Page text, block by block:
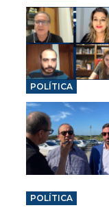
POLÍTICA
POLÍTICA